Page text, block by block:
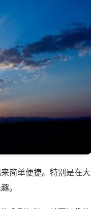
简单便捷。特别是在大
。